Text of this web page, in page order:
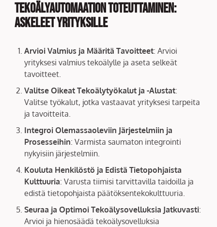
Tekoälyautomaation Toteuttaminen:
Askeleet Yrityksille
Arvioi Valmius ja Määritä Tavoitteet: Arvioi
yrityksesi valmius tekoälylle ja aseta selkeät
tavoitteet.
Valitse Oikeat Tekoälytyökalut ja -Alustat:
Valitse työkalut, jotka vastaavat yrityksesi tarpeita
ja tavoitteita.
Integroi Olemassaoleviin Järjestelmiin ja
Prosesseihin: Varmista saumaton integrointi
nykyisiin järjestelmiin.
Kouluta Henkilöstö ja Edistä Tietopohjaista
Kulttuuria: Varusta tiimisi tarvittavilla taidoilla ja
edistä tietopohjaista päätöksentekokulttuuria.
Seuraa ja Optimoi Tekoälysovelluksia Jatkuvasti:
Arvioi ja hienosäädä tekoälysovelluksia